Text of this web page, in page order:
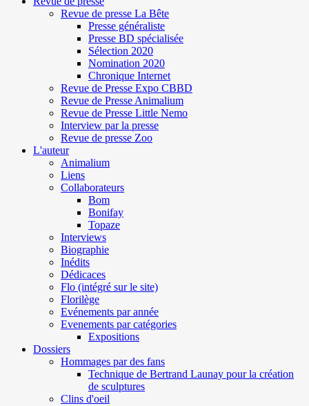
Revue de presse La Bête
Presse généraliste
Presse BD spécialisée
Sélection 2020
Nomination 2020
Chronique Internet
Revue de Presse Expo CBBD
Revue de Presse Animalium
Revue de Presse Little Nemo
Interview par la presse
Revue de presse Zoo
L'auteur
Animalium
Liens
Collaborateurs
Bom
Bonifay
Topaze
Interviews
Biographie
Inédits
Dédicaces
Flo (intégré sur le site)
Florilège
Evénements par année
Evenements par catégories
Expositions
Dossiers
Hommages par des fans
Technique de Bertrand Launay pour la création
de sculptures
Clins d'oeil